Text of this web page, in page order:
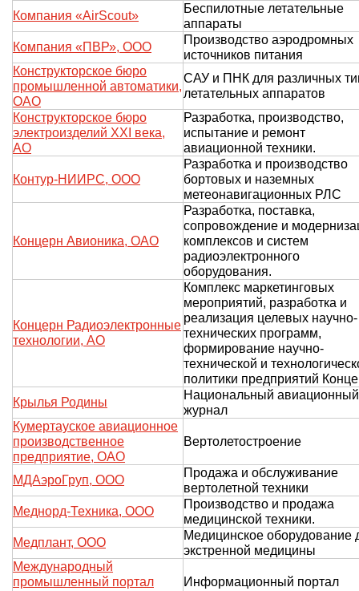
Компания «AirScout»
Беспилотные летательные
аппараты
Компания «ПВР», ООО
Производство аэродромных
источников питания
Конструкторское бюро
промышленной автоматики,
ОАО
САУ и ПНК для различных
летательных аппаратов
Конструкторское бюро
электроизделий XXI века,
АО
Разработка, производство,
испытание и ремонт
авиационной техники.
Контур-НИИРС, ООО
Разработка и производство
бортовых и наземных
метеонавигационных РЛС
Концерн Авионика, ОАО
Разработка, поставка,
сопровождение и
комплексов и систем
радиоэлектронного
оборудования.
Концерн Радиоэлектронные
технологии, АО
Комплекс маркетинговых
мероприятий, разработка и
реализация целевых научно-
технических программ,
формирование научно-
технической и
политики предприятий
Крылья Родины
Национальный авиационный
журнал
Кумертауское авиационное
производственное
предприятие, ОАО
Вертолетостроение
МДАэроГруп, ООО
Продажа и обслуживание
вертолетной техники
Меднорд-Техника, ООО
Производство и продажа
медицинской техники.
Медплант, ООО
Медицинское оборудование
экстренной медицины
Международный
промышленный портал
Информационный портал